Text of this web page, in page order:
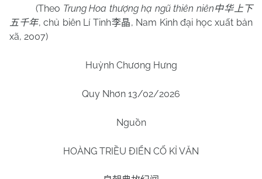
(Theo Trung Hoa thượng hạ ngũ thiên niên中华上下
五千年, chủ biên Lí Tinh李晶, Nam Kinh đại học xuất bản
xã, 2007)
Huỳnh Chương Hưng
Quy Nhơn 13/02/2026
Nguồn
HOÀNG TRIỀU ĐIỂN CỐ KỈ VĂN